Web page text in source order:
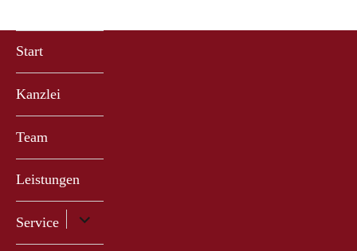
Start
Kanzlei
Team
Leistungen
Service
Untermenü
anzeigen